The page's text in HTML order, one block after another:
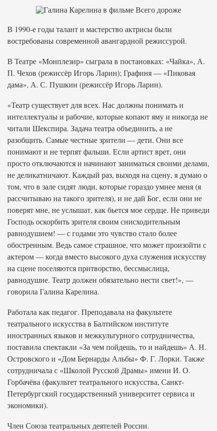
В 1990-е годы талант и мастерство актрисы были
востребованы современной авангардной режиссурой.
В Театре «Монплезир» сыграла в постановках: «Чайка», А.
П. Чехов (режиссёр Игорь Ларин); Графиня — «Пиковая
дама», А. С. Пушкин (режиссёр Игорь Ларин).
«Театр существует для всех. Нас должны понимать и
интеллектуалы и рабочие, которые копают яму и никогда не
читали Шекспира. Задача театра объединить, а не
разобщить. Самые честные зрители — дети. Они все
понимают и не терпят фальши. Если артист врет, они
просто отключаются и начинают заниматься своими делами,
не деликатничают. Каждый раз, выходя на сцену, я думаю о
том, что в зале сидят люди, которые гораздо умнее меня (я
рассчитываю на такого зрителя), и не дай Бог, если они не
поверят мне, не услышат, как бьется мое сердце. Не приведи
Господь оскорбить зрителя своим снисходительным
равнодушием! — с годами это чувство стало более
обостренным. Ведь самое страшное, что может произойти с
актером — когда вместо высокого духа служения искусству
на сцене поселяются притворство, бессмыслица,
равнодушие. Театр должен обязательно нести свет!», —
говорила Галина Карелина.
Работала как педагог. Преподавала на факультете
театрального искусства в Балтийском институте
иностранных языков и межкультурного сотрудничества,
поставила спектакли «За чем пойдешь, то и найдешь» А. Н.
Островского и «Дом Бернарды Альбы» Ф. Г. Лорки. Также
сотрудничала с «Школой Русской Драмы» имени И. О.
Горбачёва (факультет театрального искусства, Санкт-
Петербургский государственный университет сервиса и
экономики).
Член Союза театральных деятелей России.